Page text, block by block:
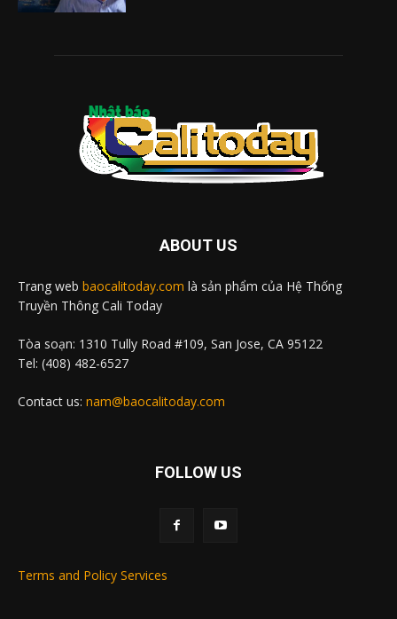
ABOUT US
Trang web baocalitoday.com là sản phẩm của Hệ Thống
Truyền Thông Cali Today
Tòa soạn: 1310 Tully Road #109, San Jose, CA 95122
Tel: (408) 482-6527
Contact us: nam@baocalitoday.com
FOLLOW US
Terms and Policy Services